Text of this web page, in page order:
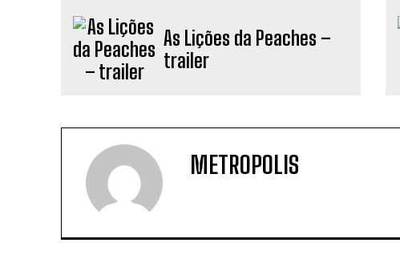
As Lições da Peaches –
trailer
METROPOLIS